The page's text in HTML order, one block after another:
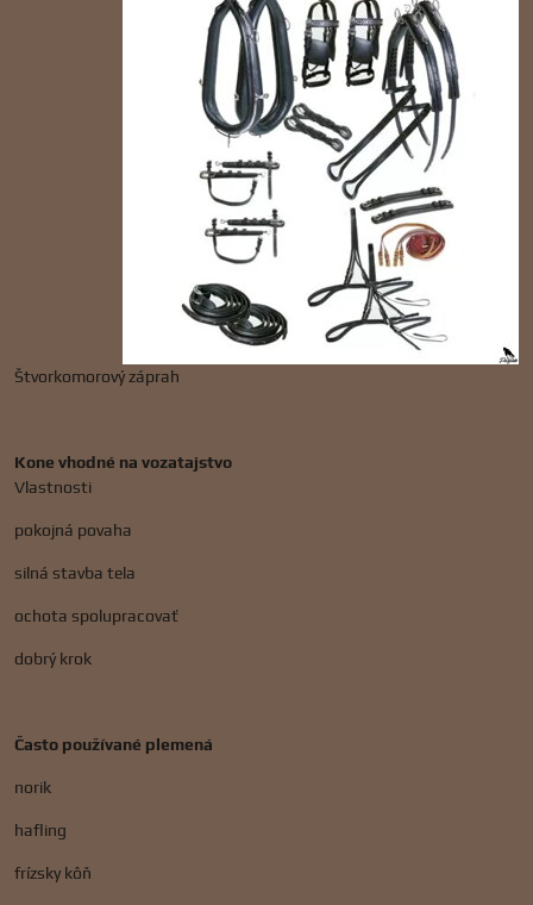
Štvorkomorový záprah
Kone vhodné na vozatajstvo
Vlastnosti
pokojná povaha
silná stavba tela
ochota spolupracovať
dobrý krok
Často používané plemená
norik
hafling
frízsky kôň